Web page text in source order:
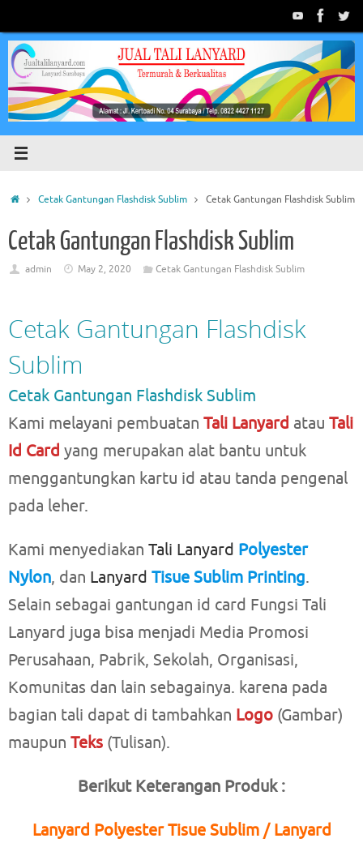
content
HomeCetak Gantungan Flashdisk Sublim Cetak Gantungan Flashdisk Sublim
Cetak Gantungan Flashdisk Sublim
admin May 2, 2020 Cetak Gantungan Flashdisk Sublim
Cetak Gantungan Flashdisk
Sublim
Cetak Gantungan Flashdisk Sublim
Kami melayani pembuatan Tali Lanyard atau Tali
Id Card yang merupakan alat bantu untuk
menggantungkan kartu id atau tanda pengenal
pada leher.
Kami menyediakan Tali Lanyard Polyester
Nylon, dan Lanyard Tisue Sublim Printing.
Selain sebagai gantungan id card Fungsi Tali
Lanyard juga bisa menjadi Media Promosi
Perusahaan, Pabrik, Sekolah, Organisasi,
Komunitas dan lain sebagainya. karena pada
bagian tali dapat di tambahkan Logo (Gambar)
maupun Teks (Tulisan).
Berikut Keterangan Produk :
Lanyard Polyester Tisue Sublim / Lanyard